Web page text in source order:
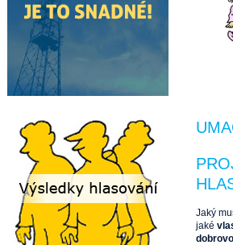
Jaký
jaké